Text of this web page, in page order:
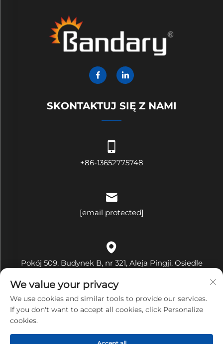
SKONTAKTUJ SIĘ Z NAMI
+86-13652775748
[email protected]
Pokój 509, Budynek B, nr 321, Aleja Pingji, Osiedle
Shenzhen, Prowincja Guangdong, Chiny
Copyright © Shenzhen Bandary Technology Co., Ltd.
We value your privacy
We use cookies and similar tools to provide our services.
If you don't want to accept all cookies, click Personalize
cookies.